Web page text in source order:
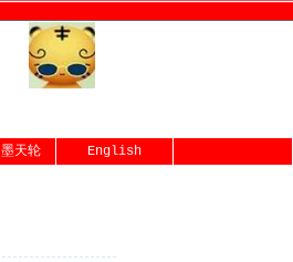
墨天轮 English